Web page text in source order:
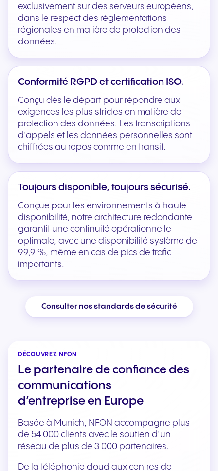
exclusivement sur des serveurs européens,
dans le respect des réglementations
régionales en matière de protection des
données.
Conformité RGPD et certification ISO.
Conçu dès le départ pour répondre aux
exigences les plus strictes en matière de
protection des données. Les transcriptions
d’appels et les données personnelles sont
chiffrées au repos comme en transit.
Toujours disponible, toujours sécurisé.
Conçue pour les environnements à haute
disponibilité, notre architecture redondante
garantit une continuité opérationnelle
optimale, avec une disponibilité système de
99,9 %, même en cas de pics de trafic
importants.
Consulter nos standards de sécurité
DÉCOUVREZ NFON
Le partenaire de confiance des
communications
d’entreprise en Europe
Basée à Munich, NFON accompagne plus
de 54 000 clients avec le soutien d’un
réseau de plus de 3 000 partenaires.
De la téléphonie cloud aux centres de